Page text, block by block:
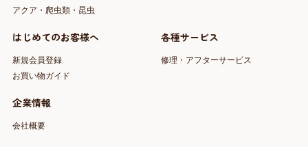
アクア・爬虫類・昆虫
はじめてのお客様へ
新規会員登録
お買い物ガイド
各種サービス
修理・アフターサービス
企業情報
会社概要